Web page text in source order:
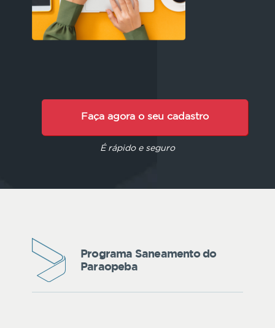
Faça agora o seu cadastro
É rápido e seguro
Programa Saneamento do
Paraopeba